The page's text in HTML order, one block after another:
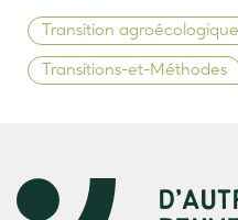
Transition agroécologique
Transitions-et-Méthodes